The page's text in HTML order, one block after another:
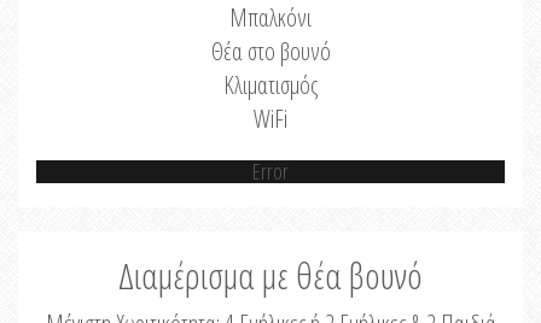
Μπαλκόνι
Θέα στο βουνό
Κλιματισμός
WiFi
Error
Διαμέρισμα με θέα βουνό